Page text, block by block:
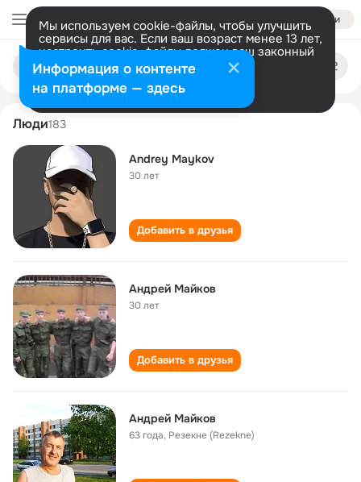
Войти
Мы используем cookie-файлы, чтобы улучшить
сервисы для вас. Если ваш возраст менее 13 лет,
настроить cookie-файлы должен ваш законный
представитель. Больше информации
Разрешить все Настроить
Поиск
людям
andrey maykov
Люди183
Andrey Maykov
30 лет
Добавить в друзья
Андрей Майков
30 лет
Добавить в друзья
Андрей Майков
63 года, Резекне (Rezekne)
Информация о контенте
на платформе — здесь